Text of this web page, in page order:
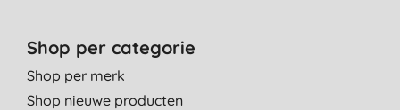
Shop per categorie
Shop per merk
Shop nieuwe producten